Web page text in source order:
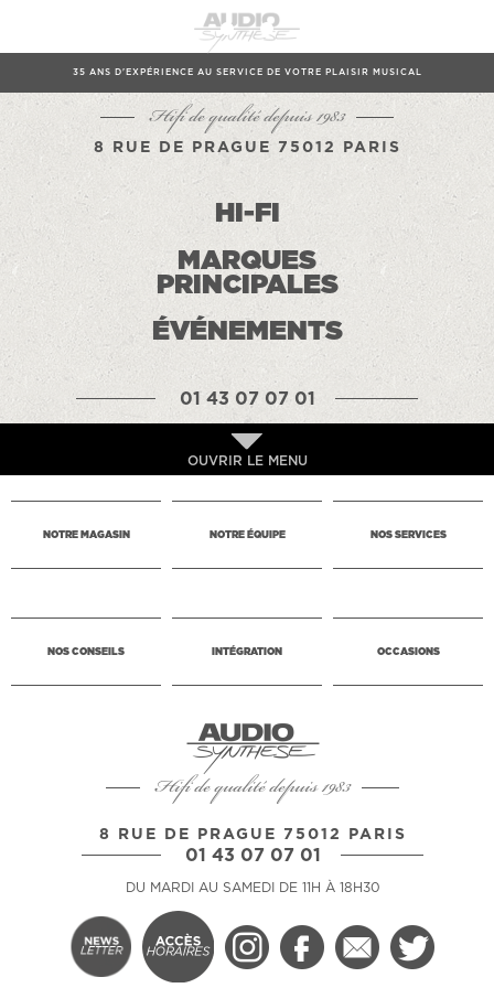
35 ANS D'EXPÉRIENCE AU SERVICE DE VOTRE PLAISIR MUSICAL
Hifi de qualité depuis 1983
8 RUE DE PRAGUE 75012 PARIS
HI-FI
MARQUES
PRINCIPALES
ÉVÉNEMENTS
01 43 07 07 01
OUVRIR LE MENU
NOTRE MAGASIN NOTRE ÉQUIPE NOS SERVICES
NOS CONSEILS INTÉGRATION OCCASIONS
Hifi de qualité depuis 1983
8 RUE DE PRAGUE 75012 PARIS
01 43 07 07 01
DU MARDI AU SAMEDI DE 11H À 18H30